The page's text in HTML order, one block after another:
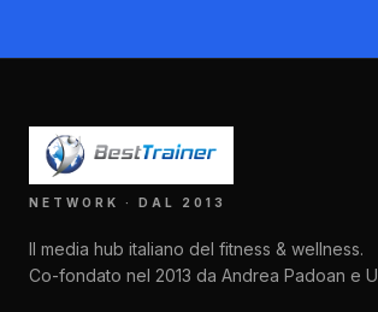
NETWORK · DAL 2013
Il media hub italiano del fitness & wellness.
Co-fondato nel 2013 da Andrea Padoan e